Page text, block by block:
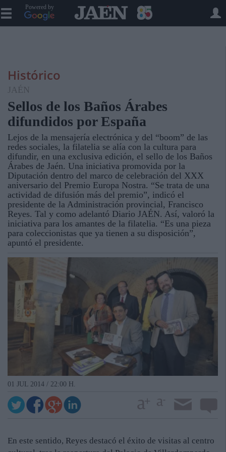
Powered by
Histórico
JAÉN
Sellos de los Baños Árabes
difundidos por España
Lejos de la mensajería electrónica y del “boom” de las
redes sociales, la filatelia se alía con la cultura para
difundir, en una exclusiva edición, el sello de los Baños
Árabes de Jaén. Una iniciativa promovida por la
Diputación dentro del marco de celebración del XXX
aniversario del Premio Europa Nostra. “Se trata de una
actividad de difusión más del premio”, indicó el
presidente de la Administración provincial, Francisco
Reyes. Tal y como adelantó Diario JAÉN. Así, valoró la
iniciativa para los amantes de la filatelia. “Es una pieza
para coleccionistas que ya tienen a su disposición”,
apuntó el presidente.
01 JUL 2014 / 22:00 H.
En este sentido, Reyes destacó el éxito de visitas al centro